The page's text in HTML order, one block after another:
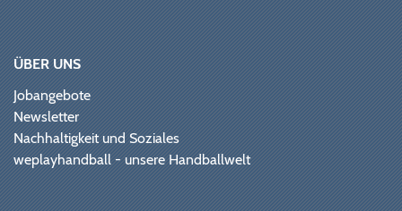
ÜBER UNS
Jobangebote
Newsletter
Nachhaltigkeit und Soziales
weplayhandball - unsere Handballwelt